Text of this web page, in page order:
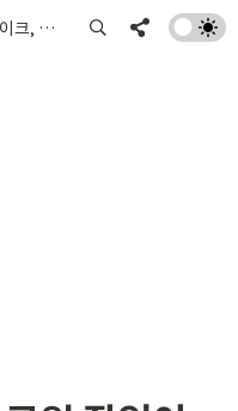
페이지 라이크, 팔로워 작업이 궁금해요!